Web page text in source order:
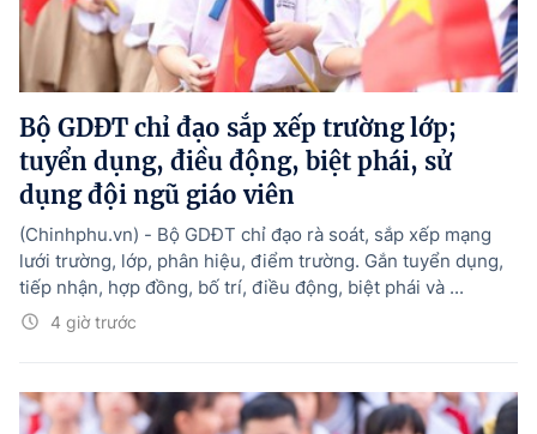
Bộ GDĐT chỉ đạo sắp xếp trường lớp;
tuyển dụng, điều động, biệt phái, sử
dụng đội ngũ giáo viên
4 giờ trước
(Chinhphu.vn) - Bộ GDĐT chỉ đạo rà soát, sắp xếp mạng
lưới trường, lớp, phân hiệu, điểm trường. Gắn tuyển dụng,
tiếp nhận, hợp đồng, bố trí, điều động, biệt phái và ...